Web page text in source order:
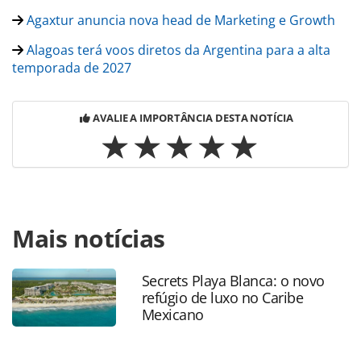
Agaxtur anuncia nova head de Marketing e Growth
Alagoas terá voos diretos da Argentina para a alta
temporada de 2027
AVALIE A IMPORTÂNCIA DESTA NOTÍCIA
https://www.panrotas.com.br/mercado/operadoras/
operadora-do-rio-grande-do-norte-lanca-nova-plataforma-
de-reservas_229511.html ou as ferramentas oferecidas na
página. Todo o conteúdo produzido pela PANROTAS
Editora é protegido pela legislação brasileira sobre direito
autoral. Não reproduza o conteúdo sem autorização da
Mais notícias
Secrets Playa Blanca: o novo
refúgio de luxo no Caribe
Mexicano